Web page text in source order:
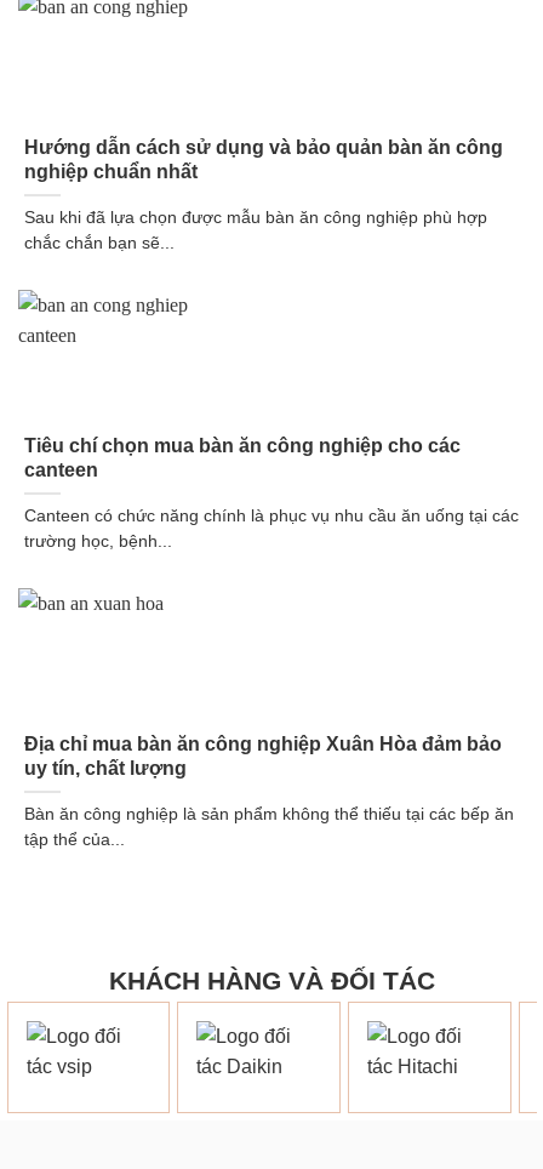
Hướng dẫn cách sử dụng và bảo quản bàn ăn công
nghiệp chuẩn nhất
Sau khi đã lựa chọn được mẫu bàn ăn công nghiệp phù hợp
chắc chắn bạn sẽ...
Tiêu chí chọn mua bàn ăn công nghiệp cho các
canteen
Canteen có chức năng chính là phục vụ nhu cầu ăn uống tại các
trường học, bệnh...
Địa chỉ mua bàn ăn công nghiệp Xuân Hòa đảm bảo
uy tín, chất lượng
Bàn ăn công nghiệp là sản phẩm không thể thiếu tại các bếp ăn
tập thể của...
KHÁCH HÀNG VÀ ĐỐI TÁC